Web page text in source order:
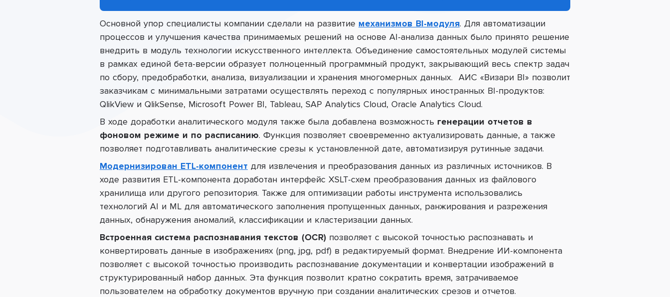
Основной упор специалисты компании сделали на развитие механизмов BI-модуля. Для автоматизации
процессов и улучшения качества принимаемых решений на основе AI-анализа данных было принято решение
внедрить в модуль технологии искусственного интеллекта. Объединение самостоятельных модулей системы
в рамках единой бета-версии образует полноценный программный продукт, закрывающий весь спектр задач
по сбору, предобработки, анализа, визуализации и хранения многомерных данных. АИС «Визари BI» позволит
заказчикам с минимальными затратами осуществлять переход с популярных иностранных BI-продуктов:
QlikView и QlikSense, Microsoft Power BI, Tableau, SAP Analytics Cloud, Oracle Analytics Cloud.
В ходе доработки аналитического модуля также была добавлена возможность генерации отчетов в
фоновом режиме и по расписанию. Функция позволяет своевременно актуализировать данные, а также
позволяет подготавливать аналитические срезы к установленной дате, автоматизируя рутинные задачи.
Модернизирован ETL-компонент для извлечения и преобразования данных из различных источников. В
ходе развития ETL-компонента доработан интерфейс XSLT-схем преобразования данных из файлового
хранилища или другого репозитория. Также для оптимизации работы инструмента использовались
технологий AI и ML для автоматического заполнения пропущенных данных, ранжирования и разрежения
данных, обнаружения аномалий, классификации и кластеризации данных.
Встроенная система распознавания текстов (OCR) позволяет с высокой точностью распознавать и
конвертировать данные в изображениях (png, jpg, pdf) в редактируемый формат. Внедрение ИИ-компонента
позволяет с высокой точностью производить распознавание документации и конвертации изображений в
структурированный набор данных. Эта функция позволит кратно сократить время, затрачиваемое
пользователем на обработку документов вручную при создании аналитических срезов и отчетов.